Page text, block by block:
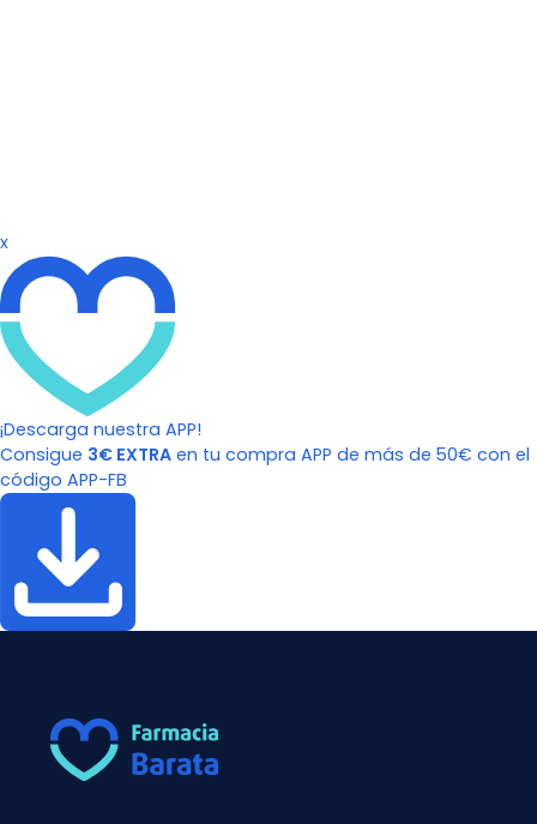
x
¡Descarga nuestra APP!
Consigue 3€ EXTRA en tu compra APP de más de 50€ con el
código APP-FB